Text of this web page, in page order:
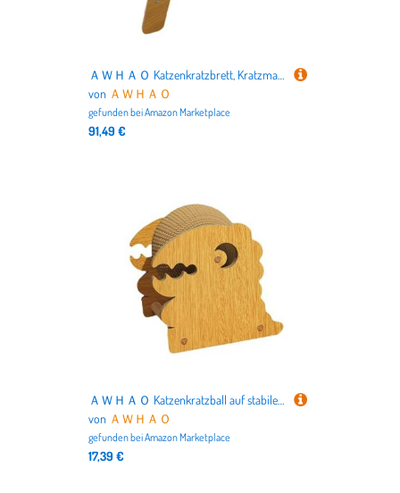
ＡＷＨＡＯ Katzenkratzbrett, Kratzmatte, Haustiermöbel, Cartoon-Design, zum Schlafen, modern, stilvoll, zum Spielen, Ausruhen, für den Innenbereich, erhöhte, 45cmx52cmx28cm
von ＡＷＨＡＯ
gefunden beiAmazon Marketplace
91,49 €
ＡＷＨＡＯ Katzenkratzball auf stabilem Ständer, fördert die Bewegung von Hauskatzen, Dinosaurierform
von ＡＷＨＡＯ
gefunden beiAmazon Marketplace
17,39 €